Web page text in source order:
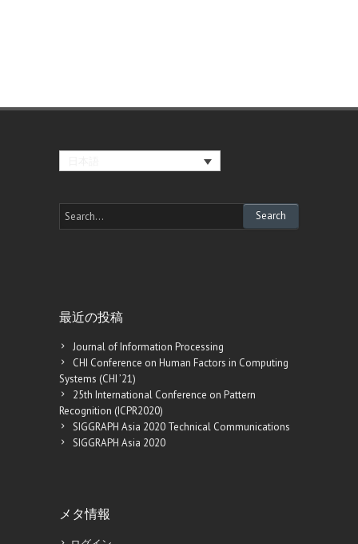
最近の投稿
Journal of Information Processing
CHI Conference on Human Factors in Computing
Systems (CHI ’21)
25th International Conference on Pattern
Recognition (ICPR2020)
SIGGRAPH Asia 2020 Technical Communications
SIGGRAPH Asia 2020
メタ情報